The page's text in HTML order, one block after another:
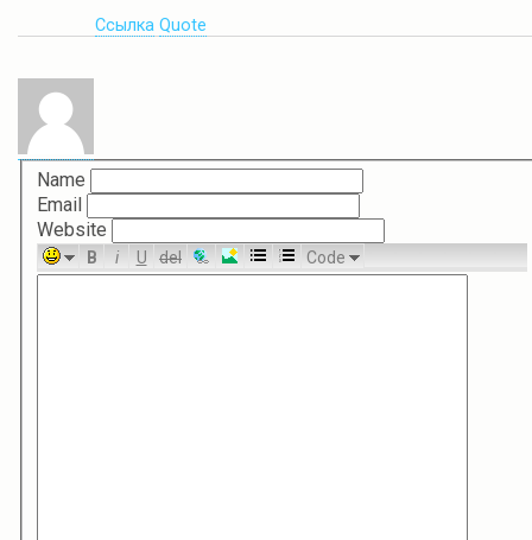
Ссылка Quote
Name
Email
Website
B i U del Code